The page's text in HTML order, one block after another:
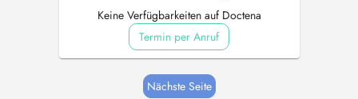
Keine Verfügbarkeiten auf Doctena
Termin per Anruf
Nächste Seite